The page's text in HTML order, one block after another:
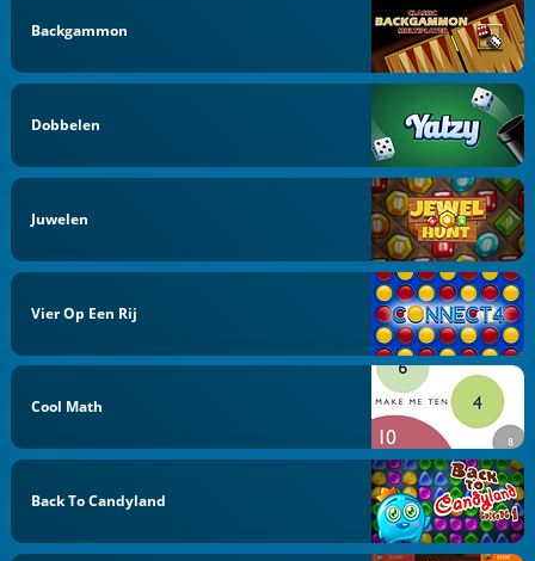
Backgammon
Dobbelen
Juwelen
Vier Op Een Rij
Cool Math
Back To Candyland